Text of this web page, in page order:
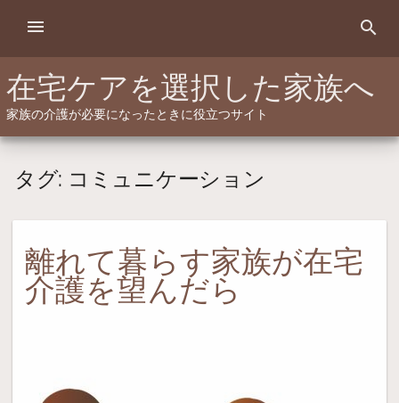
在宅ケアを選択した家族へ
家族の介護が必要になったときに役立つサイト
search
menu
タグ: コミュニケーション
離れて暮らす家族が在宅
介護を望んだら